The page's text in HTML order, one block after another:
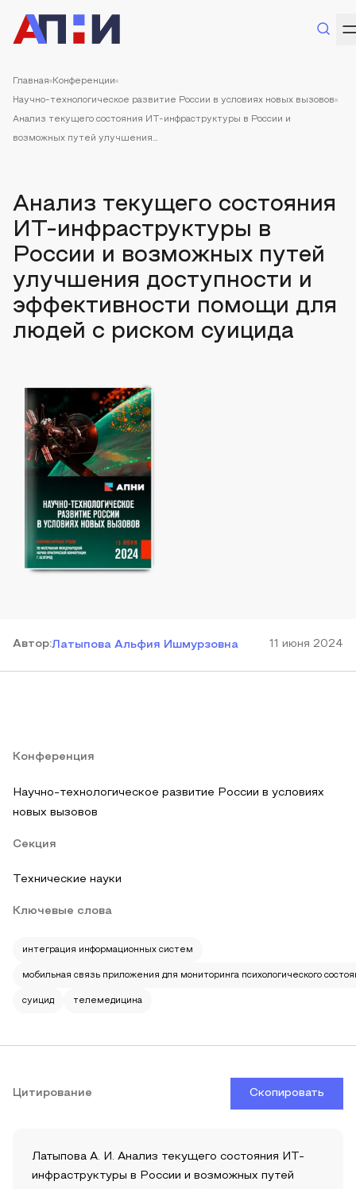
Главная Конференции
Научно-технологическое развитие России в условиях новых вызовов
Анализ текущего состояния ИТ-инфраструктуры в России и
возможных путей улучшения...
Анализ текущего состояния
ИТ-инфраструктуры в
России и возможных путей
улучшения доступности и
эффективности помощи для
людей с риском суицида
Автор:Латыпова Альфия Ишмурзовна 11 июня 2024
Конференция
Научно-технологическое развитие России в условиях
новых вызовов
Секция
Технические науки
Ключевые слова
интеграция информационных систем
мобильная связь приложения для мониторинга психологического
суицид телемедицина
Цитирование Скопировать
Латыпова А. И. Анализ текущего состояния ИТ-
инфраструктуры в России и возможных путей